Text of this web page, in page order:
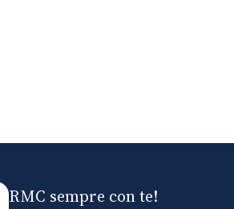
RMC sempre con te!